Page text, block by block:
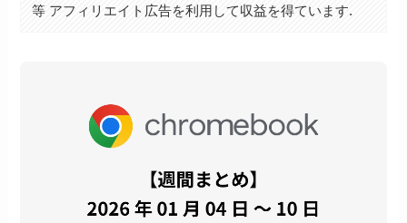
等 アフィリエイト広告を利用して収益を得ています.